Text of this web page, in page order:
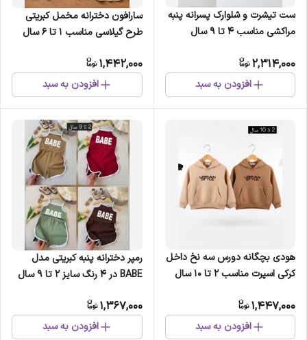
ست تیشرت و شلوارک پسرانه پنبه
مراکشی مناسب 4 تا 9 سال
2,314,000
افزودن به سبد
سارافون دخترانه مخمل کبریتی
طرح گیلاسی مناسب 1 تا 6 سال
1,442,000
افزودن به سبد
هودی بچگانه دورس سه نخ داخل
کرکی اسپرت مناسب 2 تا 10 سال
1,447,000
افزودن به سبد
رمپر دخترانه پنبه کبریتی مدل
BABE در 4 رنگ سایز 2 تا 9 سال
1,367,000
افزودن به سبد